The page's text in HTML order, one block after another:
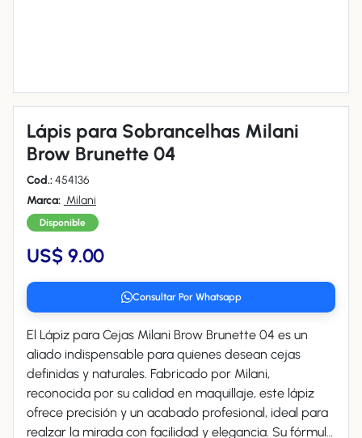
Lápis para Sobrancelhas Milani
Brow Brunette 04
Cod.:454136
Marca: Milani
Disponible
US$ 9.00
Consultar Por Whatsapp
El Lápiz para Cejas Milani Brow Brunette 04 es un
aliado indispensable para quienes desean cejas
definidas y naturales. Fabricado por Milani,
reconocida por su calidad en maquillaje, este lápiz
ofrece precisión y un acabado profesional, ideal para
realzar la mirada con facilidad y elegancia. Su fórmula